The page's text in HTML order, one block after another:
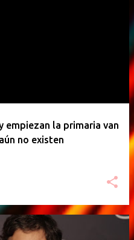
empiezan la primaria van
no existen